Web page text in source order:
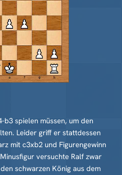
b3 spielen müssen, um den
Leider griff er stattdessen
mit c3xb2 und Figurengewinn
versuchte Ralf zwar
schwarzen König aus dem